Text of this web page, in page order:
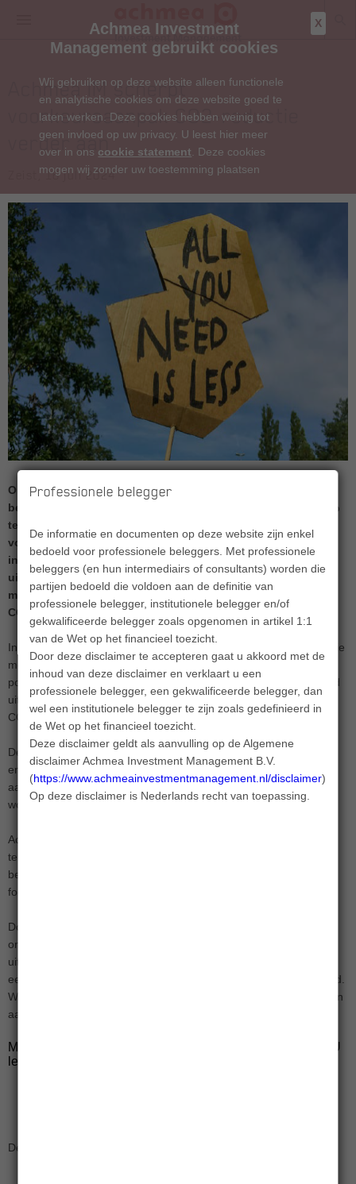
Achmea Investment
Management gebruikt cookies
Wij gebruiken op deze website alleen functionele
en analytische cookies om deze website goed te
laten werken. Deze cookies hebben weinig tot
geen invloed op uw privacy. U leest hier meer
over in ons cookie statement . Deze cookies
mogen wij zonder uw toestemming plaatsen
X
Professionele belegger
De informatie en documenten op deze website zijn enkel
bedoeld voor professionele beleggers. Met professionele
beleggers (en hun intermediairs of consultants) worden die
partijen bedoeld die voldoen aan de definitie van
professionele belegger, institutionele belegger en/of
gekwalificeerde belegger zoals opgenomen in artikel 1:1
van de Wet op het financieel toezicht.
Door deze disclaimer te accepteren gaat u akkoord met de
inhoud van deze disclaimer en verklaart u een
professionele belegger, een gekwalificeerde belegger, dan
wel een institutionele belegger te zijn zoals gedefinieerd in
de Wet op het financieel toezicht.
Deze disclaimer geldt als aanvulling op de Algemene
disclaimer Achmea Investment Management B.V.
(https://www.achmeainvestmentmanagement.nl/disclaimer).
Op deze disclaimer is Nederlands recht van toepassing.
Achmea IM scherpt
voorkeursaanpak CO2-reductie
verder aan
Zeist, 16 juli 2024
Om de CO2-voetafdruk van haar aandelen- en
bedrijfsobligatieportefeuilles in 2030 in absolute zin met 50%
te reduceren ten opzichte van 2020, heeft Achmea IM haar
voorkeursaanpak CO2-reductie aangescherpt. Via
intensivering van stem- en engagementactiviteiten en
uitsluiting, wil Achmea IM portefeuilles meer in lijn brengen
met het reductiepad én voorsorteren op de transitie naar een
CO2-arme economie.
In 2022 ontwikkelde Achmea IM de voorkeursaanpak CO2-reductie
met twee doelstellingen: beperking van de blootstelling van de
portefeuille aan transitiegerelateerde beleggingsrisico’s en invloed
uitoefenen op de ondernemingen waarin we beleggen om hun
CO2-uitstoot terug te dringen.
Deze aanpak is inmiddels toegepast op de Achmea IM aandelen-
en bedrijfsobligatiefondsen en op veel klantportefeuilles. Naar
aanleiding van de evaluatie van de Achmea IM voorkeursaanpak,
wordt het beleid fossiele brandstoffen verder aangescherpt.
Achmea IM kiest ervoor om de fossiele sector niet bij voorbaat uit
te sluiten, maar haar invloed als belegger te gebruiken om
bedrijven tot verandering aan te zetten. Uiteindelijk is de primaire
focus reductie van broeikasgassen in de reële economie.
Door engagementactiviteiten te koppelen aan stemgedrag als
onderdeel van een escalatiestrategie kan maximale druk worden
uitgeoefend op CO2-intensieve ondernemingen. Een vereiste is
een duidelijk transitiepad dat gekoppeld is aan het beloningsbeleid.
Wanneer bedrijven onvoldoende bewegen, komen ze uiteindelijk in
aanmerking voor uitsluiting.
Meer weten over onze aangescherpte voorkeursaanpak? U
leest het in onze
Delen: